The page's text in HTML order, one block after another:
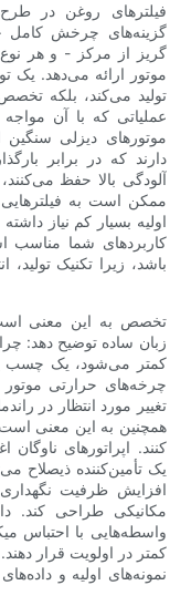
فیلترهای روغن در
گزینه‌های چرخش کامل
گریز از مرکز - و هر
موتور ارائه می‌دهد. یک
تولید می‌کند، بلکه
عملیاتی که با آن
موتورهای دیزلی سنگین
دارند که در برابر
آلودگی بالا حفظ
ممکن است به
اولیه بسیار کم نیاز
کاربردهای شما مناسب
باشد، زیرا تکنیک
تخصص به این معنی است
زبان ساده توضیح دهد:
کمتر می‌شود، یک چسب
چرخه‌های حرارتی
تغییر مورد انتظار در
همچنین به این معنی است
کنند. اپراتورهای
یک تأمین‌کننده ذیصلاح
افزایش ظرفیت
مکانیکی طراحی کند.
واسطه‌هایی با احتباس
کمتر در اولویت قرار
نمونه‌های اولیه و